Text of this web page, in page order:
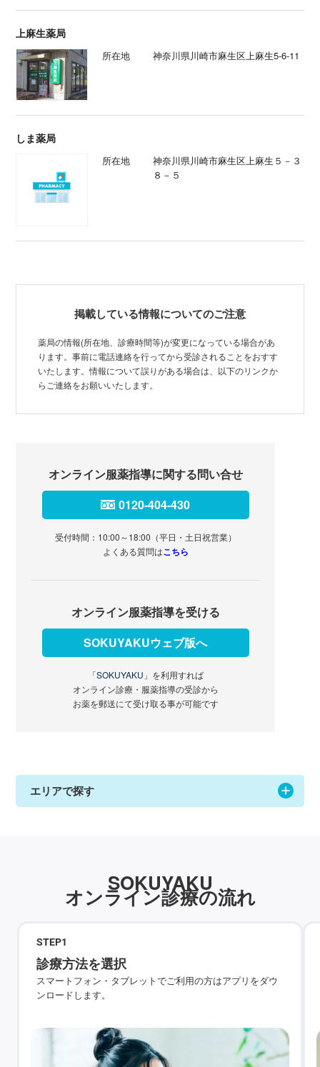
上麻生薬局
所在地 神奈川県川崎市麻生区上麻生5-6-11
しま薬局
所在地
神奈川県川崎市麻生区上麻生５－３
８－５
掲載している情報についてのご注意
薬局の情報(所在地、診療時間等)が変更になっている場合があ
ります。事前に電話連絡を行ってから受診されることをおすす
いたします。情報について誤りがある場合は、以下のリンクか
らご連絡をお願いいたします。
オンライン服薬指導に関する問い合せ
0120-404-430
受付時間：10:00～18:00（平日・土日祝営業）
よくある質問はこちら
オンライン服薬指導を受ける
SOKUYAKUウェブ版へ
「SOKUYAKU」 を利用すれば
オンライン診療・服薬指導の受診から
お薬を郵送にて受け取る事が可能です
エリアで探す
SOKUYAKU
オンライン診療の流れ
STEP1
診療方法を選択
スマートフォン・タブレットでご利用の方はアプリをダウ
ンロードします。